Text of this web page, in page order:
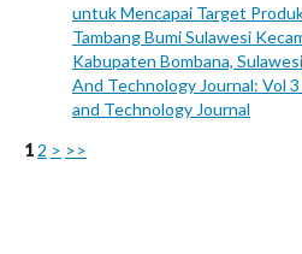
untuk Mencapai Target
Tambang Bumi Sulawesi
Kabupaten Bombana,
And Technology Journal: Vol
and Technology Journal
1 2 > >>